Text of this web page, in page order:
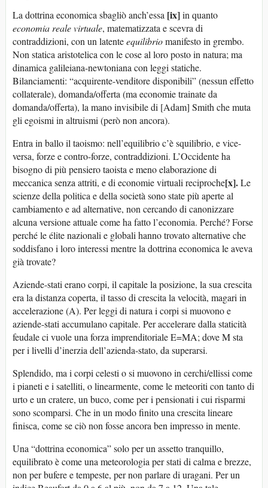
La dottrina economica sbagliò anch’essa [ix]in quanto
economia reale virtuale, matematizzata e scevra di
contraddizioni, con un latenteequilibriomanifesto in grembo.
Non statica aristotelica con le cose al loro posto in natura; ma
dinamica galileiana-newtoniana con leggi statiche.
Bilanciamenti: “acquirente-venditore disponibili” (nessun effetto
collaterale), domanda/offerta (ma economie trainate da
domanda/offerta), la mano invisibile di [Adam] Smith che muta
gli egoismi in altruismi (però non ancora).
Entra in ballo il taoismo: nell’equilibrio c’è squilibrio, e vice-
versa, forze e contro-forze, contraddizioni. L’Occidente ha
bisogno di più pensiero taoista e meno elaborazione di
meccanica senza attriti, e di economie virtuali reciproche[x].Le
scienze della politica e della società sono state più aperte al
cambiamento e ad alternative, non cercando di canonizzare
alcuna versione attuale come ha fatto l’economia. Perché? Forse
perché le élite nazionali e globali hanno trovato alternative che
soddisfano i loro interessi mentre la dottrina economica le aveva
già trovate?
Aziende-stati erano corpi, il capitale la posizione, la sua crescita
era la distanza coperta, il tasso di crescita la velocità, magari in
accelerazione (A). Per leggi di natura i corpi si muovono e
aziende-stati accumulano capitale. Per accelerare dalla staticità
feudale ci vuole una forza imprenditoriale E=MA; dove M sta
per i livelli d’inerzia dell’azienda-stato, da superarsi.
Splendido, ma i corpi celesti o si muovono in cerchi/ellissi come
i pianeti e i satelliti, o linearmente, come le meteoriti con tanto di
urto e un cratere, un buco, come per i pensionati i cui risparmi
sono scomparsi. Che in un modo finito una crescita lineare
finisca, come se ciò non fosse ancora ben impresso in mente.
Una “dottrina economica” solo per un assetto tranquillo,
equilibrato è come una meteorologia per stati di calma e brezze,
non per bufere e tempeste, per non parlare di uragani. Per un